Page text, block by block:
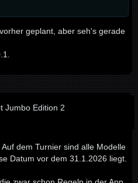
geplant, aber seh's gerade
Jumbo Edition 2
dem Turnier sind alle Modelle
Datum vor dem 31.1.2026 liegt.